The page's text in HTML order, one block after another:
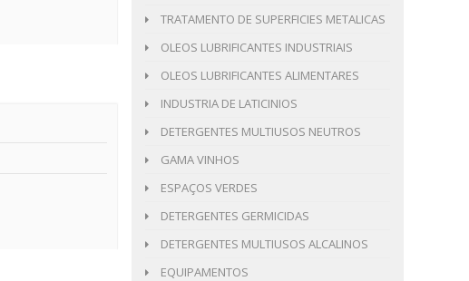
TRATAMENTO DE SUPERFICIES METALICAS
OLEOS LUBRIFICANTES INDUSTRIAIS
OLEOS LUBRIFICANTES ALIMENTARES
INDUSTRIA DE LATICINIOS
DETERGENTES MULTIUSOS NEUTROS
GAMA VINHOS
ESPAÇOS VERDES
DETERGENTES GERMICIDAS
DETERGENTES MULTIUSOS ALCALINOS
EQUIPAMENTOS